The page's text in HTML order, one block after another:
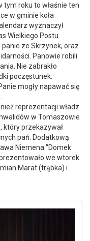
tym roku to właśnie ten
w gminie koła
wyznaczył
Wielkiego Postu.
ze Skrzynek, oraz
Panowie robili
Nie zabrakło
poczęstunek.
mogły napawać się
reprezentacji władz
w Tomaszowie
który przekazywał
pań. Dodatkową
Niemena "Domek
we wtorek
Marat (trąbka) i